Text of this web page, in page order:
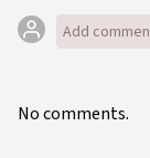
No comments.